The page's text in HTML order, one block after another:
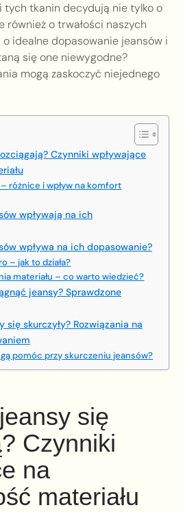
tych tkanin decydują nie tylko o
również o trwałości naszych
idealne dopasowanie jeansów i
się one niewygodne?
mogą zaskoczyć niejednego
Czynniki wpływające
– różnice i wpływ na komfort
wpływają na ich
wpływa na ich dopasowanie?
– jak to działa?
materiału – co warto wiedzieć?
jeansy? Sprawdzone
się skurczyły? Rozwiązania na
pomóc przy skurczeniu jeansów?
się
Czynniki
na
materiału